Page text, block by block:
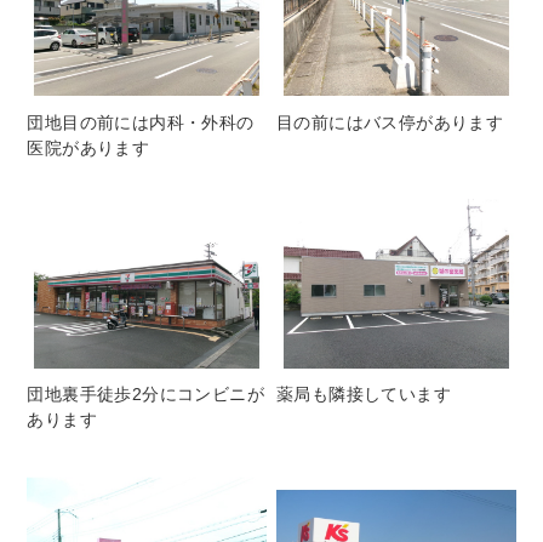
団地目の前には内科・外科の
医院があります
目の前にはバス停があります
団地裏手徒歩2分にコンビニが
あります
薬局も隣接しています